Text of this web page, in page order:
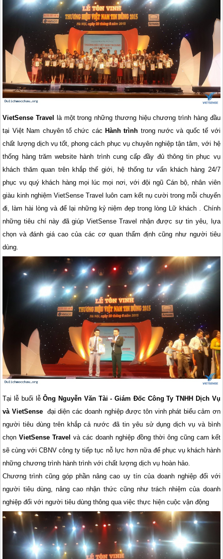
VietSense Travel là một trong những thương hiệu chương trình hàng đầu
tại Việt Nam chuyên tổ chức các Hành trình trong nước và quốc tế với
chất lượng dịch vụ tốt, phong cách phục vụ chuyên nghiệp tận tâm, với hệ
thống hàng trăm website hành trình cung cấp đầy đủ thông tin phục vụ
khách thăm quan trên khắp thế giới, hệ thống tư vấn khách hàng 24/7
phục vụ quý khách hàng mọi lúc mọi nơi, với đội ngũ Cán bộ, nhân viên
giàu kinh nghiệm VietSense Travel luôn cam kết nụ cười trong mỗi chuyến
đi, làm hài lòng và để lại những kỷ niệm đẹp trong lòng Lữ khách . Chính
những tiêu chí này đã giúp VietSense Travel nhận được sự tin yêu, lựa
chọn và đánh giá cao của các cơ quan thẩm định cũng như người tiêu
dùng.
Tại lễ buổi lễÔng Nguyễn Văn Tài - Giám Đốc Công Ty TNHH Dịch Vụ
và VietSense đại diện các doanh nghiệp được tôn vinh phát biểu cảm ơn
người tiêu dùng trên khắp cả nước đã tin yêu sử dụng dịch vụ và bình
chọnVietSense Travel và các doanh nghiệp đồng thời ông cũng cam kết
sẽ cùng với CBNV công ty tiếp tục nỗ lực hơn nữa để phục vụ khách hành
những chương trình hành trình với chất lượng dịch vụ hoàn hảo.
Chương trình cũng góp phần nâng cao uy tín của doanh nghiệp đối với
người tiêu dùng, nâng cao nhận thức cũng như trách nhiệm của doanh
nghiệp đối với người tiêu dùng thông qua việc thực hiện cuộc vận động